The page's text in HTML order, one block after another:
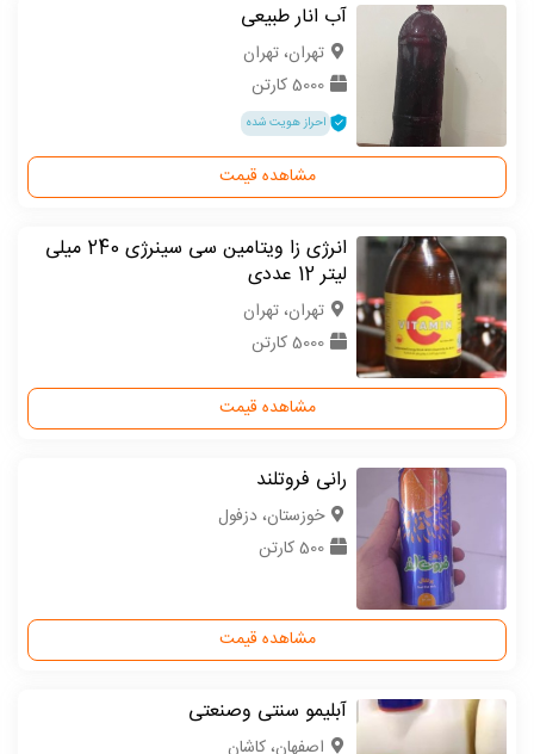
آب انار طبیعی
تهران، تهران
5000 کارتن
احراز هویت شده
مشاهده قیمت
انرژی زا ویتامین سی سینرژی 240 میلی
لیتر 12 عددی
تهران، تهران
5000 کارتن
مشاهده قیمت
رانی فروتلند
خوزستان، دزفول
500 کارتن
مشاهده قیمت
آبلیمو سنتی وصنعتی
اصفهان، کاشان